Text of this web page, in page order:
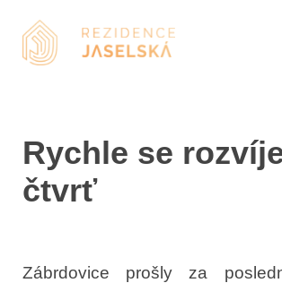
Rychle se
čtvrť
Zábrdovice prošly za